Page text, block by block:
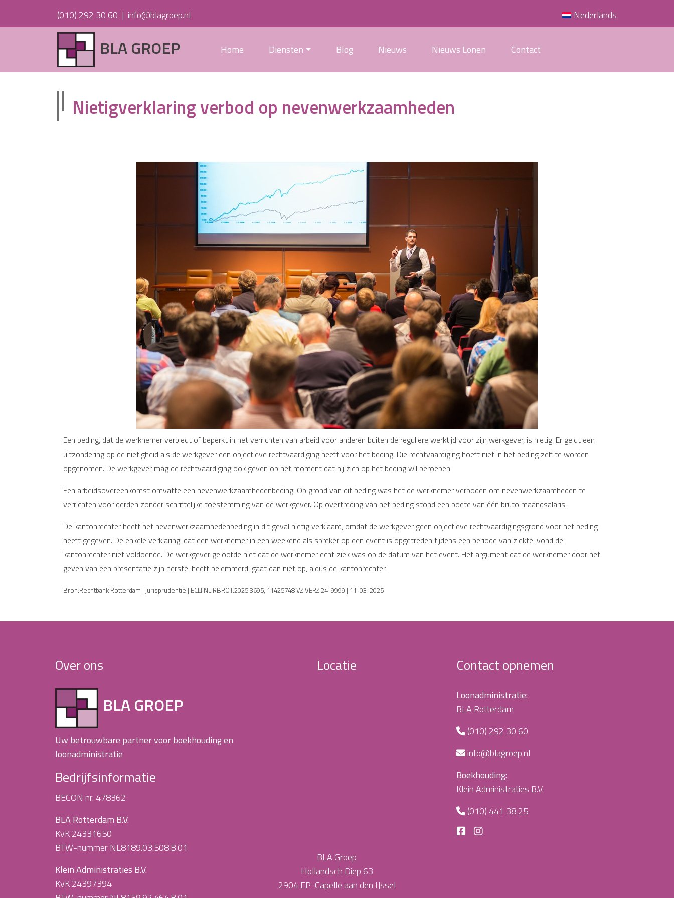
(010) 292 30 60 | info@blagroep.nl Nederlands
BLA GROEP Home Diensten Blog Nieuws Nieuws Lonen Contact
Nietigverklaring verbod op nevenwerkzaamheden
Een beding, dat de werknemer verbiedt of beperkt in het verrichten van arbeid voor anderen buiten de reguliere werktijd voor zijn werkgever, is nietig. Er geldt een
uitzondering op de nietigheid als de werkgever een objectieve rechtvaardiging heeft voor het beding. Die rechtvaardiging hoeft niet in het beding zelf te worden
opgenomen. De werkgever mag de rechtvaardiging ook geven op het moment dat hij zich op het beding wil beroepen.
Een arbeidsovereenkomst omvatte een nevenwerkzaamhedenbeding. Op grond van dit beding was het de werknemer verboden om nevenwerkzaamheden te
verrichten voor derden zonder schriftelijke toestemming van de werkgever. Op overtreding van het beding stond een boete van één bruto maandsalaris.
De kantonrechter heeft het nevenwerkzaamhedenbeding in dit geval nietig verklaard, omdat de werkgever geen objectieve rechtvaardigingsgrond voor het beding
heeft gegeven. De enkele verklaring, dat een werknemer in een weekend als spreker op een event is opgetreden tijdens een periode van ziekte, vond de
kantonrechter niet voldoende. De werkgever geloofde niet dat de werknemer echt ziek was op de datum van het event. Het argument dat de werknemer door het
geven van een presentatie zijn herstel heeft belemmerd, gaat dan niet op, aldus de kantonrechter.
Bron:Rechtbank Rotterdam | jurisprudentie | ECLI:NL:RBROT:2025:3695, 11425748 VZ VERZ 24-9999 | 11-03-2025
Over ons
BLA GROEP
Uw betrouwbare partner voor boekhouding en
loonadministratie
Bedrijfsinformatie
BECON nr. 478362
BLA Rotterdam B.V.
KvK 24331650
BTW-nummer NL8189.03.508.B.01
Klein Administraties B.V.
KvK 24397394
Locatie
BLA Groep
Hollandsch Diep 63
2904 EP Capelle aan den IJssel
Contact opnemen
Loonadministratie:
BLA Rotterdam
(010) 292 30 60
info@blagroep.nl
Boekhouding:
Klein Administraties B.V.
(010) 441 38 25